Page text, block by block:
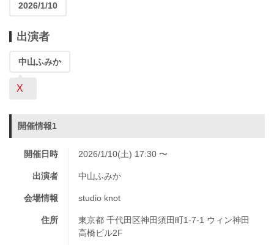
2026/1/10
出演者
中山ふみか
X
開催情報1
開催日時 2026/1/10(土) 17:30 〜
出演者 中山ふみか
会場情報 studio knot
住所
東京都 千代田区神田須田町1-7-1 ウィン神田
高橋ビル2F